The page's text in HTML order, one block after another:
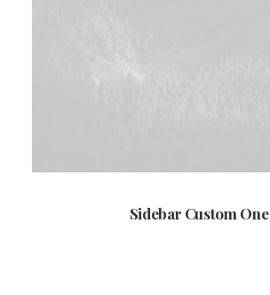
Sidebar Custom One